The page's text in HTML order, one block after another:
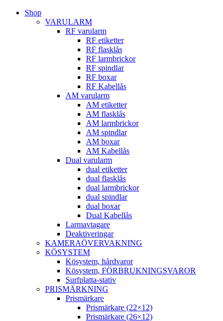
Shop
VARULARM
RF varularm
RF etiketter
RF flasklås
RF larmbrickor
RF spindlar
RF boxar
RF Kabellås
AM varularm
AM etiketter
AM flasklås
AM larmbrickor
AM spindlar
AM boxar
AM Kabellås
Dual varularm
dual etiketter
dual flasklås
dual larmbrickor
dual spindlar
dual boxar
Dual Kabellås
Larmavtagare
Deaktiveringar
KAMERAÖVERVAKNING
KÖSYSTEM
Kösystem, hårdvaror
Kösystem, FÖRBRUKNINGSVAROR
Surfplatta-stativ
PRISMÄRKNING
Prismärkare
Prismärkare (22×12)
Prismärkare (26×12)